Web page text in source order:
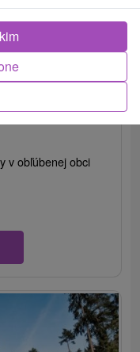
v obľúbenej obci